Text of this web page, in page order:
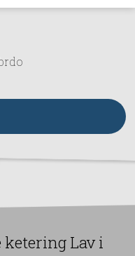
ketering Lav i